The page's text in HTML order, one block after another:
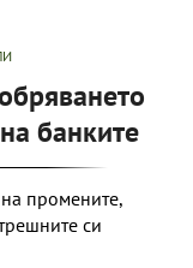
банките
промените,
си